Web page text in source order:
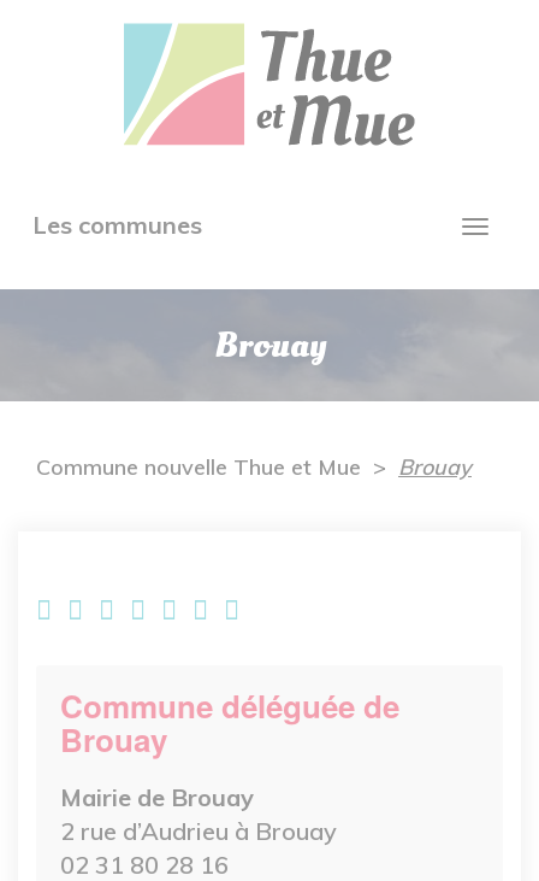
Toggle
Les communes
Brouay
Commune nouvelle Thue et Mue Brouay
Commune déléguée de
Brouay
Mairie de Brouay
2 rue d’Audrieu à Brouay
02 31 80 28 16
Panneau de gestion des cookies